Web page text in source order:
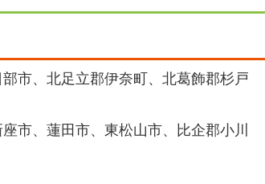
市、北足立郡伊奈町、北葛飾郡杉戸
市、蓮田市、東松山市、比企郡小川